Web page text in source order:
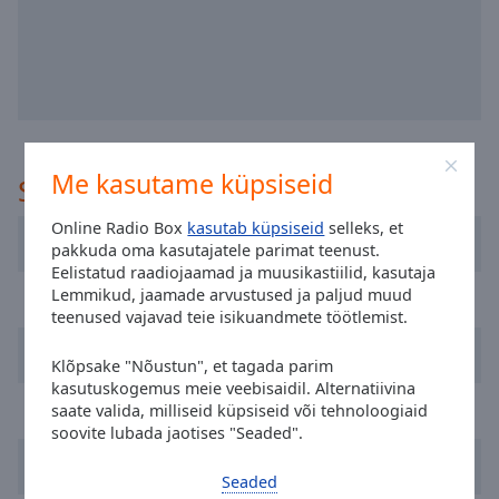
Me kasutame küpsiseid
Online Radio Box kasutab küpsiseid selleks, et
pakkuda oma kasutajatele parimat teenust.
Eelistatud raadiojaamad ja muusikastiilid, kasutaja
Lemmikud, jaamade arvustused ja paljud muud
teenused vajavad teie isikuandmete töötlemist.
Klõpsake "Nõustun", et tagada parim
kasutuskogemus meie veebisaidil. Alternatiivina
saate valida, milliseid küpsiseid või tehnoloogiaid
soovite lubada jaotises "Seaded".
Seaded
in-
Fullscreen
This
modal
window.
Beginning
dialog
window.
Soovitatud
Dublin's Q102
FM104 Radio
RTÉ Radio 1